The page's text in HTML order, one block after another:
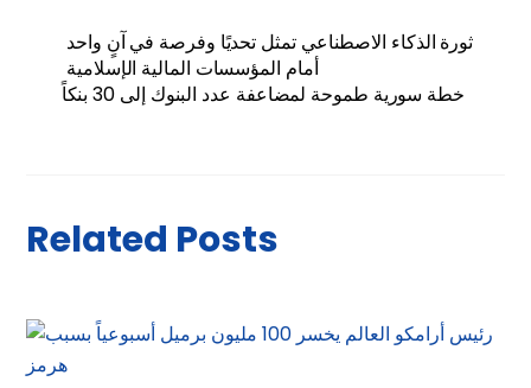
ثورة الذكاء الاصطناعي تمثل تحديًا وفرصة في آنٍ واحد
أمام المؤسسات المالية الإسلامية
خطة سورية طموحة لمضاعفة عدد البنوك إلى 30 بنكاً
Related Posts